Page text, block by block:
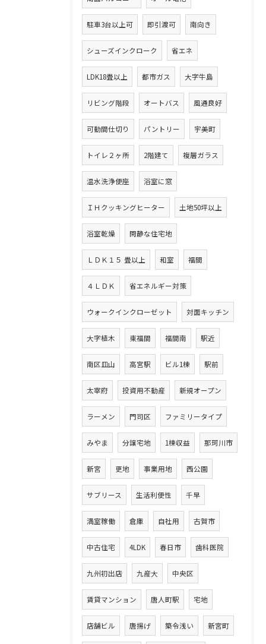
駐車3台以上可 即引渡可 南向き
シューズインクローク 省エネ
LDK18畳以上 都市ガス 大字牛島
リビング階段 オートバス 風通良好
可動間仕切り パントリー 宇美町
トイレ２ヶ所 2階建て 複層ガラス
温水洗浄便座 浴室に窓
ＩＨクッキングヒーター 土地50坪以上
浴室乾燥 閑静な住宅地
ＬＤＫ１５ 畳以上 和室 福間
４ＬＤＫ 省エネルギー対策
ウォークインクローゼット 対面キッチン
大字植木 東福間 福間南 駅近
南区皿山 高宮駅 ビル1棟 駅前
太宰府 投資用不動産 新規オープン
ラーメン 門司区 ファミリータイプ
みやま 分譲宅地 1棟収益 那珂川市
新宮 更地 事業用地 西公園
サブリース 生活利便性 千早
満室稼働 倉庫 自社用 古賀市
中古住宅 4LDK 春日市 歯科医院
九州初出店 九産大 中央区
賃貸マンション 唐人町駅 宅地
店舗ビル 唐揚げ 築令浅い 新宮町